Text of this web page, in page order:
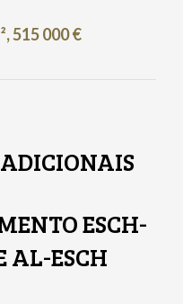
515 000 €
ESCH-
AL-ESCH